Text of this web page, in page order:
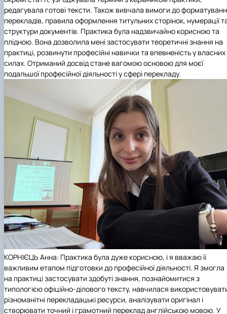
редагувала готові тексти. Також вивчала вимоги до
перекладів, правила оформлення титульних сторінок, нумерації
структури документів. Практика була надзвичайно корисною та
плідною. Вона дозволила мені застосувати теоретичні знання на
практиці, розвинути професійні навички та впевненість у власних
силах. Отриманий досвід стане вагомою основою для моєї
подальшої професійної діяльності у сфері перекладу.
КОРНІЄЦЬ Анна: Практика була дуже корисною, і я вважаю її
важливим етапом підготовки до професійної діяльності. Я змогла
на практиці застосувати здобуті знання, познайомитися з
типологією офіційно-ділового тексту, навчилася
різноманітні перекладацькі ресурси, аналізувати оригінал і
створювати точний і грамотний переклад англійською мовою. У